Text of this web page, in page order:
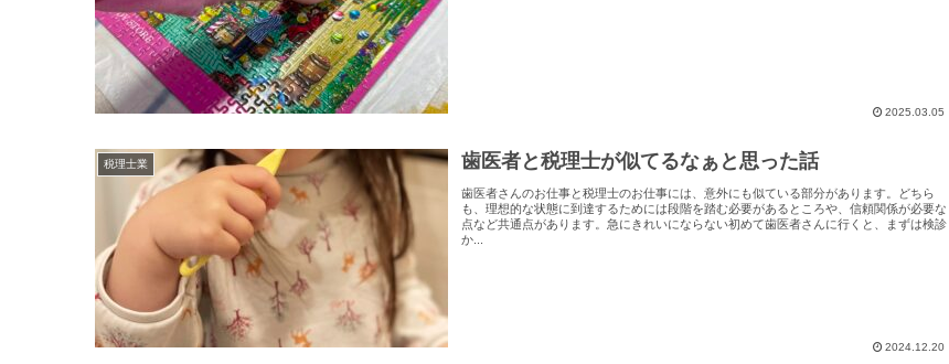
2025.03.05
税理士業 歯医者と税理士が似てるなぁと思った話
歯医者さんのお仕事と税理士のお仕事には、意外にも似ている部分があります。どちら
も、理想的な状態に到達するためには段階を踏む必要があるところや、信頼関係が必要な
点など共通点があります。急にきれいにならない初めて歯医者さんに行くと、まずは検診
か...
2024.12.20